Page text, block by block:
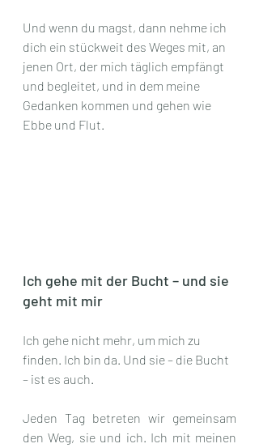
Und wenn du magst, dann nehme ich
dich ein stückweit des Weges mit, an
jenen Ort, der mich täglich empfängt
und begleitet, und in dem meine
Gedanken kommen und gehen wie
Ebbe und Flut.
Ich gehe mit der Bucht – und sie
geht mit mir
Ich gehe nicht mehr, um mich zu
finden. Ich bin da. Und sie – die Bucht
– ist es auch.
Jeden Tag betreten wir gemeinsam
den Weg, sie und ich. Ich mit meinen